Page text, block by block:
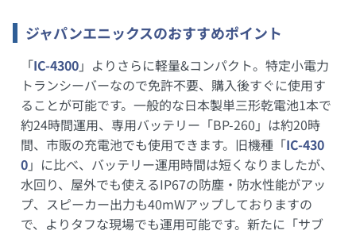
ジャパンエニックスのおすすめポイント
「IC-4300」よりさらに軽量&コンパクト。特定小電力
トランシーバーなので免許不要、購入後すぐに使用す
ることが可能です。一般的な日本製単三形乾電池1本で
約24時間運用、専用バッテリー「BP-260」は約20時
間、市販の充電池でも使用できます。旧機種「IC-430
0」に比べ、バッテリー運用時間は短くなりましたが、
水回り、屋外でも使えるIP67の防塵・防水性能がアッ
プ、スピーカー出力も40mWアップしておりますの
で、よりタフな現場でも運用可能です。新たに「サブ